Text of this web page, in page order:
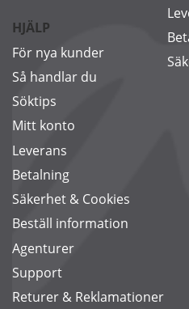
HJÄLP
För nya kunder
Så handlar du
Söktips
Mitt konto
Leverans
Betalning
Säkerhet & Cookies
Beställ information
Agenturer
Support
Returer & Reklamationer